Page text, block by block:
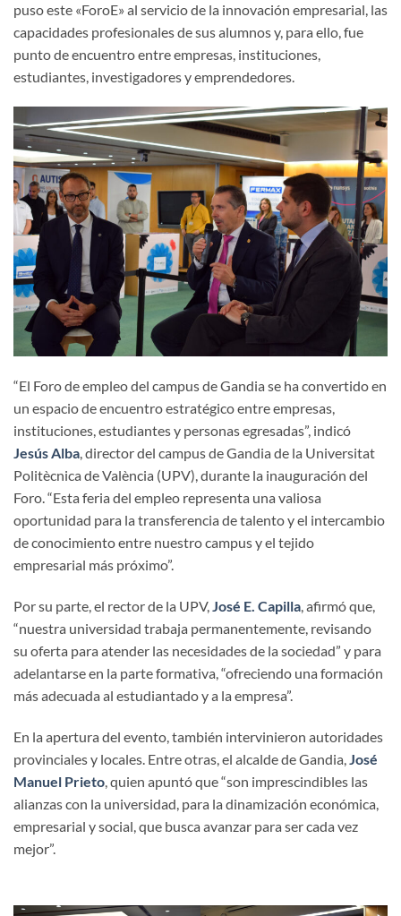
puso este «ForoE» al servicio de la innovación empresarial, las
capacidades profesionales de sus alumnos y, para ello, fue
punto de encuentro entre empresas, instituciones,
estudiantes, investigadores y emprendedores.
“El Foro de empleo del campus de Gandia se ha convertido en
un espacio de encuentro estratégico entre empresas,
instituciones, estudiantes y personas egresadas”, indicó
Jesús Alba, director del campus de Gandia de la Universitat
Politècnica de València (UPV), durante la inauguración del
Foro. “Esta feria del empleo representa una valiosa
oportunidad para la transferencia de talento y el intercambio
de conocimiento entre nuestro campus y el tejido
empresarial más próximo”.
Por su parte, el rector de la UPV,José E. Capilla, afirmó que,
“nuestra universidad trabaja permanentemente, revisando
su oferta para atender las necesidades de la sociedad” y para
adelantarse en la parte formativa, “ofreciendo una formación
más adecuada al estudiantado y a la empresa”.
En la apertura del evento, también intervinieron autoridades
provinciales y locales. Entre otras, el alcalde de Gandia,José
Manuel Prieto, quien apuntó que “son imprescindibles las
alianzas con la universidad, para la dinamización económica,
empresarial y social, que busca avanzar para ser cada vez
mejor”.